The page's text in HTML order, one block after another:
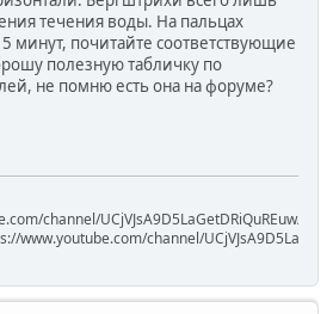
течения воды. На пальцах
минут, почитайте соответствующие
полезную табличку по
не помню есть она на форуме?
channel/UCjVJsA9D5LaGetDRiQuREuw/
www.youtube.com/channel/